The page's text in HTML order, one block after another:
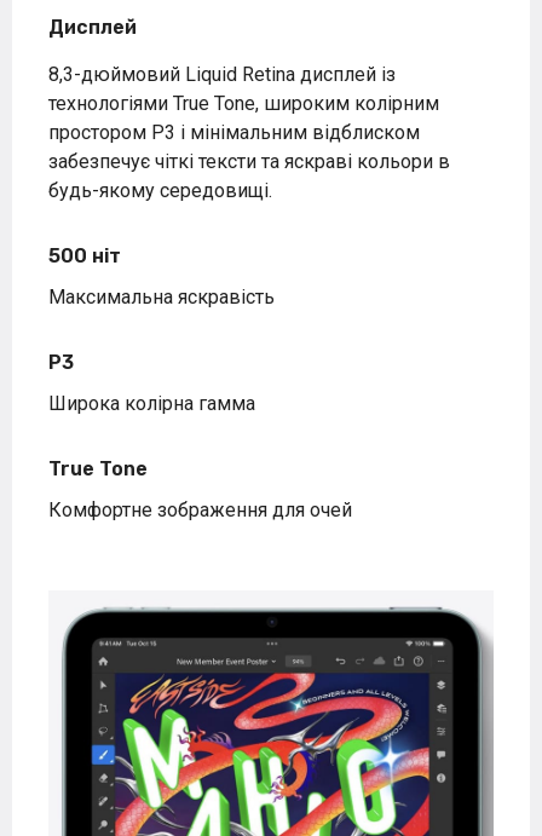
Дисплей
8,3-дюймовий Liquid Retina дисплей із
технологіями True Tone, широким колірним
простором P3 і мінімальним відблиском
забезпечує чіткі тексти та яскраві кольори в
будь-якому середовищі.
500 ніт
Максимальна яскравість
P3
Широка колірна гамма
True Tone
Комфортне зображення для очей